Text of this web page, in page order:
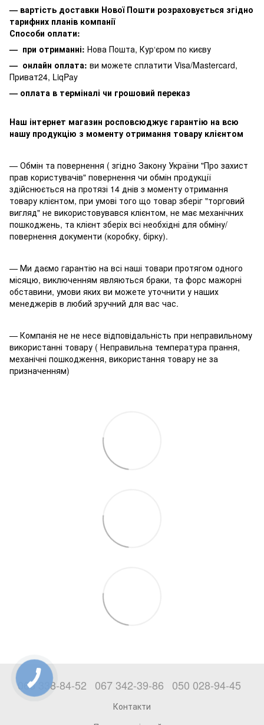
— вартість доставки Нової Пошти розраховується згідно
тарифних планів компанії
Способи оплати:
— при отриманні: Нова Пошта, Кур‘єром по києву
— онлайн оплата: ви можете сплатити Visa/Mastercard,
Приват24, LiqPay
— оплата в терміналі чи грошовий переказ
Наш інтернет магазин росповсюджує гарантію на всю
нашу продукцію з моменту отримання товару клієнтом
— Обмін та повернення ( згідно Закону України "Про захист
прав користувачів" повернення чи обмін продукції
здійснюється на протязі 14 днів з моменту отримання
товару клієнтом, при умові того що товар зберіг "торговий
вигляд" не використовувався клієнтом, не має механічних
пошкоджень, та клієнт зберіх всі необхідні для обміну/
повернення документи (коробку, бірку).
— Ми даємо гарантію на всі наші товари протягом одного
місяцю, виключенням являються браки, та форс мажорні
обставини, умови яких ви можете уточнити у наших
менеджерів в любий зручний для вас час.
— Компанія не не несе відповідальність при неправильному
використанні товару ( Неправильна температура прання,
механічні пошкодження, використання товару не за
призначенням)
063 338-84-52 067 342-39-86 050 028-94-45
Контакти